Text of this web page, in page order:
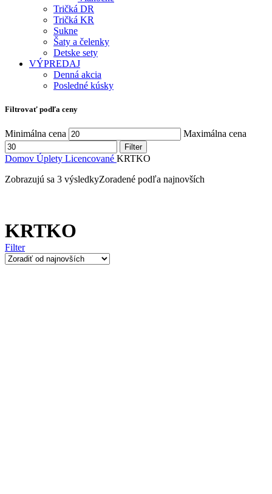
Tričká DR
Tričká KR
Sukne
Šaty a čelenky
Detske sety
VÝPREDAJ
Denná akcia
Posledné kúsky
Filtrovať podľa ceny
Minimálna cena Maximálna cena
Filter
Domov Úplety Licencované KRTKO
Zobrazujú sa 3 výsledkyZoradené podľa najnovších
KRTKO
Filter